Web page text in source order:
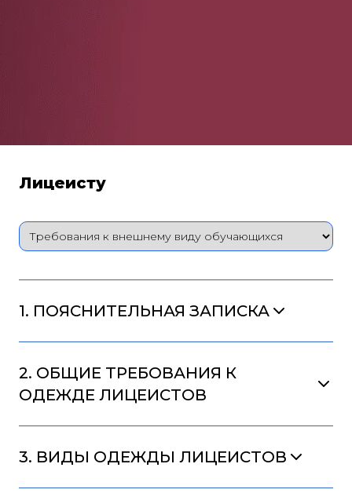
Лицеисту
1. ПОЯСНИТЕЛЬНАЯ ЗАПИСКА
2. ОБЩИЕ ТРЕБОВАНИЯ К
ОДЕЖДЕ ЛИЦЕИСТОВ
3. ВИДЫ ОДЕЖДЫ ЛИЦЕИСТОВ